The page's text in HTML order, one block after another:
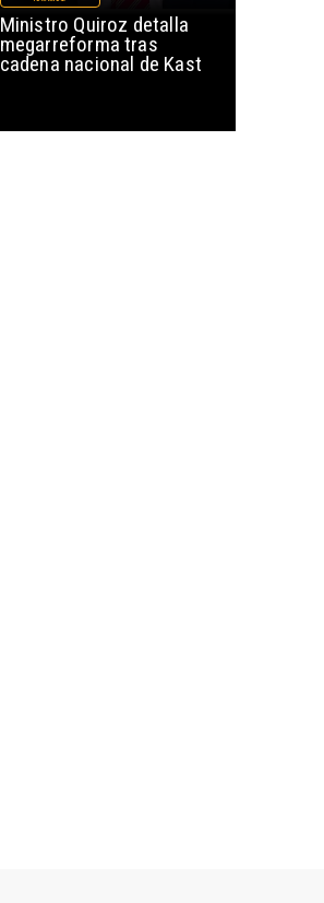
Ministro Quiroz detalla
megarreforma tras
cadena nacional de Kast